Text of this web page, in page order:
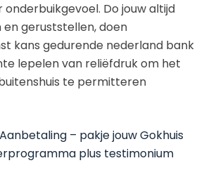
onderbuikgevoel. Do jouw altijd
geruststellen, doen
kans gedurende nederland bank
lepelen van reliëfdruk om het
te permitteren
– pakje jouw Gokhuis
plus testimonium